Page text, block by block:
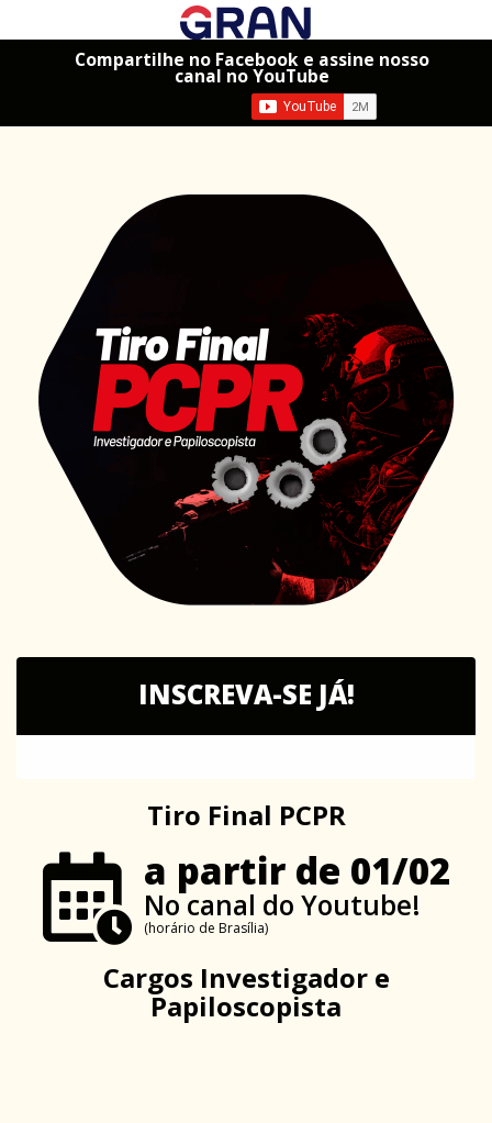
Compartilhe no Facebook e assine nosso
canal no YouTube
INSCREVA-SE JÁ!
Tiro Final PCPR
a partir de 01/02
No canal do Youtube!
(horário de Brasília)
Cargos Investigador e
Papiloscopista